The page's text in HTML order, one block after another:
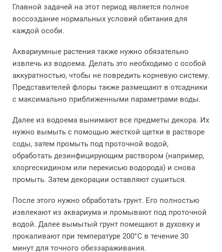
Главной задачей на этот период является полное
воссоздание нормальных условий обитания для
каждой особи.
Аквариумные растения также нужно обязательно
извлечь из водоема. Делать это необходимо с особой
аккуратностью, чтобы не повредить корневую систему.
Представителей флоры также размещают в отсадники
с максимально приближенными параметрами воды.
Далее из водоема вынимают все предметы декора. Их
нужно вымыть с помощью жесткой щетки в растворе
соды, затем промыть под проточной водой,
обработать дезинфицирующим раствором (например,
хлоргескидином или перекисью водорода) и снова
промыть. Затем декорации оставляют сушиться.
После этого нужно обработать грунт. Его полностью
извлекают из аквариума и промывают под проточной
водой. Далее вымытый грунт помещают в духовку и
прокаливают при температуре 200°С в течение 30
минут для точного обеззараживания.